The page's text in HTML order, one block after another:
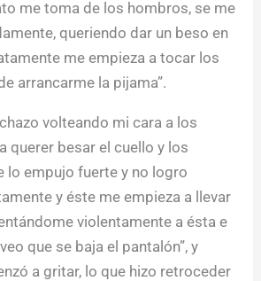
me toma de los hombros, se me
queriendo dar un beso en
me empieza a tocar los
arrancarme la pijama”.
volteando mi cara a los
querer besar el cuello y los
lo empujo fuerte y no logro
y éste me empieza a llevar
violentamente a ésta e
que se baja el pantalón”, y
a gritar, lo que hizo retroceder